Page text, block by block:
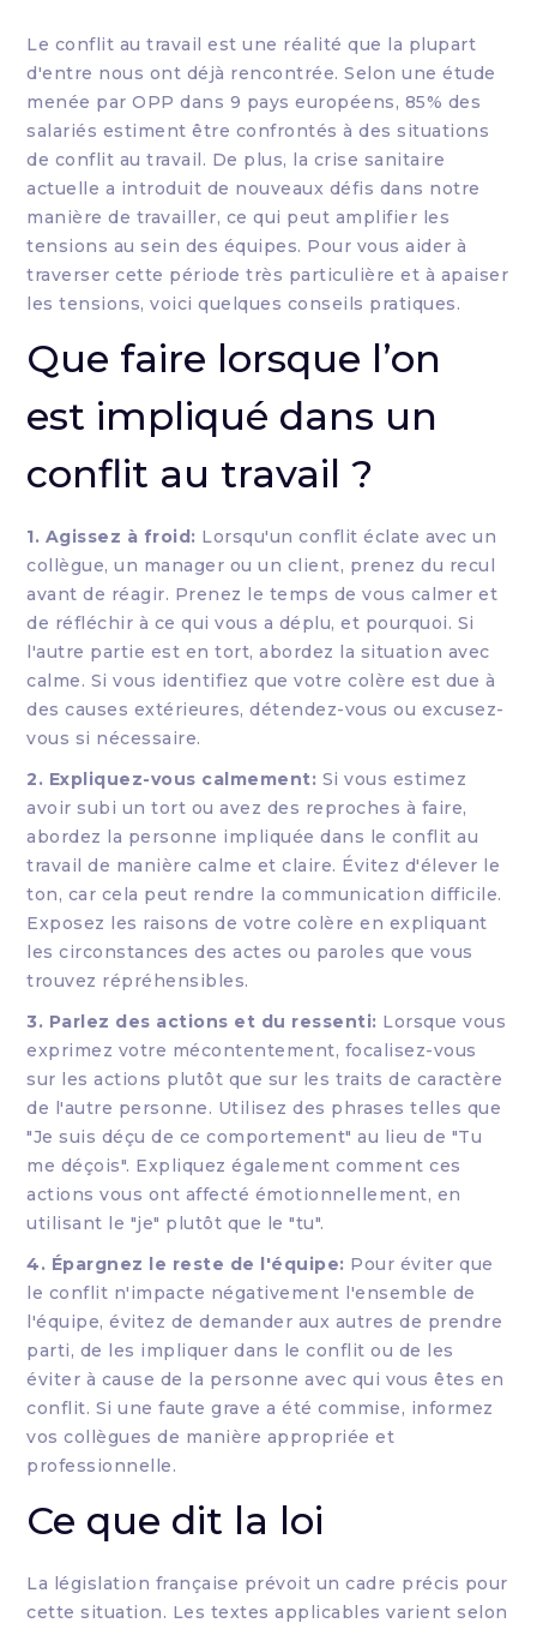
Le conflit au travail est une réalité que la plupart
d'entre nous ont déjà rencontrée. Selon une étude
menée par OPP dans 9 pays européens, 85% des
salariés estiment être confrontés à des situations
de conflit au travail. De plus, la crise sanitaire
actuelle a introduit de nouveaux défis dans notre
manière de travailler, ce qui peut amplifier les
tensions au sein des équipes. Pour vous aider à
traverser cette période très particulière et à apaiser
les tensions, voici quelques conseils pratiques.
Que faire lorsque l’on
est impliqué dans un
conflit au travail ?
1. Agissez à froid: Lorsqu'un conflit éclate avec un
collègue, un manager ou un client, prenez du recul
avant de réagir. Prenez le temps de vous calmer et
de réfléchir à ce qui vous a déplu, et pourquoi. Si
l'autre partie est en tort, abordez la situation avec
calme. Si vous identifiez que votre colère est due à
des causes extérieures, détendez-vous ou excusez-
vous si nécessaire.
2. Expliquez-vous calmement: Si vous estimez
avoir subi un tort ou avez des reproches à faire,
abordez la personne impliquée dans le conflit au
travail de manière calme et claire. Évitez d'élever le
ton, car cela peut rendre la communication difficile.
Exposez les raisons de votre colère en expliquant
les circonstances des actes ou paroles que vous
trouvez répréhensibles.
3. Parlez des actions et du ressenti: Lorsque vous
exprimez votre mécontentement, focalisez-vous
sur les actions plutôt que sur les traits de caractère
de l'autre personne. Utilisez des phrases telles que
"Je suis déçu de ce comportement" au lieu de "Tu
me déçois". Expliquez également comment ces
actions vous ont affecté émotionnellement, en
utilisant le "je" plutôt que le "tu".
4. Épargnez le reste de l'équipe: Pour éviter que
le conflit n'impacte négativement l'ensemble de
l'équipe, évitez de demander aux autres de prendre
parti, de les impliquer dans le conflit ou de les
éviter à cause de la personne avec qui vous êtes en
conflit. Si une faute grave a été commise, informez
vos collègues de manière appropriée et
professionnelle.
Ce que dit la loi
La législation française prévoit un cadre précis pour
cette situation. Les textes applicables varient selon